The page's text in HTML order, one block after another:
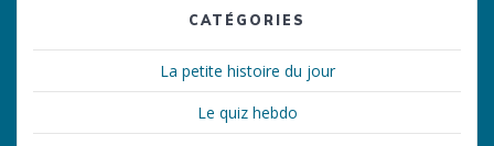
CATÉGORIES
La petite histoire du jour
Le quiz hebdo